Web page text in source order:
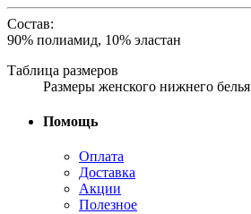
Состав:
90% полиамид, 10% эластан
Таблица размеров
Размеры женского нижнего белья
Помощь
Оплата
Доставка
Акции
Полезное